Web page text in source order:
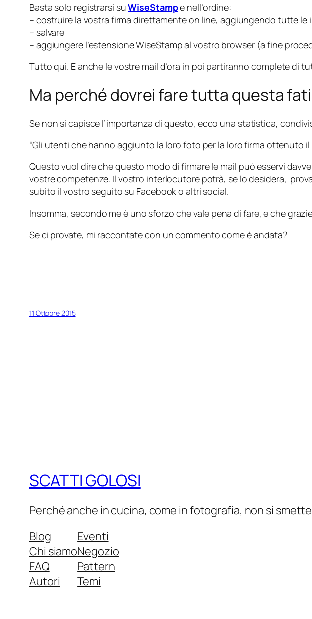
Basta solo registrarsi suWiseStampe nell’ordine:
– costruire la vostra firma direttamente on line, aggiungendo tutte
– salvare
– aggiungere l’estensione WiseStamp al vostro browser (a fine
Tutto qui. E anche le vostre mail d’ora in poi partiranno complete di
Ma perché dovrei fare tutta questa
Se non si capisce l’importanza di questo, ecco una statistica,
“Gli utenti che hanno aggiunto la loro foto per la loro firma ottenuto il
Questo vuol dire che questo modo di firmare le mail può esservi
vostre competenze. Il vostro interlocutore potrà, se lo desidera,
subito il vostro seguito su Facebook o altri social.
Insomma, secondo me è uno sforzo che vale pena di fare, e che
Se ci provate, mi raccontate con un commento come è andata?
11 Ottobre 2015
SCATTI GOLOSI
Perché anche in cucina, come in fotografia, non si
Blog
Chi siamo
FAQ
Autori
Eventi
Negozio
Pattern
Temi